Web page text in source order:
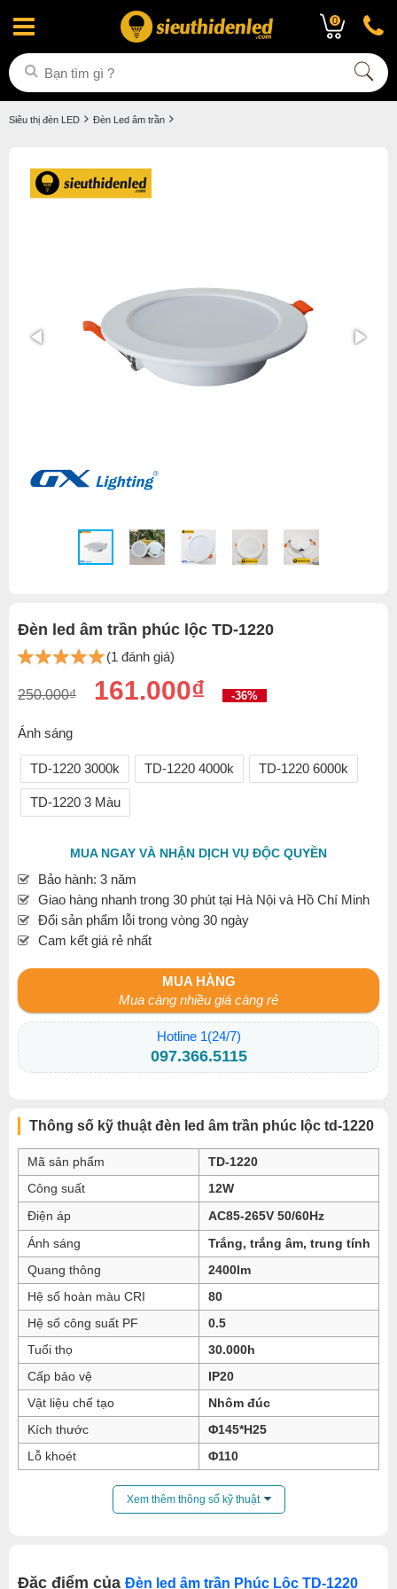
0
Siêu thị đèn LED Đèn Led âm trần
Đèn led âm trần phúc lộc TD-1220
(1 đánh giá)
250.000₫ 161.000₫ -36%
Ánh sáng
TD-1220 3000k TD-1220 4000k TD-1220 6000k
TD-1220 3 Màu
MUA NGAY VÀ NHẬN DỊCH VỤ ĐỘC QUYỀN
Bảo hành: 3 năm
Giao hàng nhanh trong 30 phút tại Hà Nội và Hồ Chí Minh
Đổi sản phẩm lỗi trong vòng 30 ngày
Cam kết giá rẻ nhất
MUA HÀNG
Mua càng nhiều giá càng rẻ
Hotline 1(24/7)
097.366.5115
Thông số kỹ thuật đèn led âm trần phúc lộc td-1220
Mã sản phẩm
TD-1220
Công suất
12W
Điện áp
AC85-265V 50/60Hz
Ánh sáng
Trắng, trắng âm, trung tính
Quang thông
2400lm
Hệ số hoàn màu CRI
80
Hệ số công suất PF
0.5
Tuổi thọ
30.000h
Cấp bảo vệ
IP20
Vật liệu chế tạo
Nhôm đúc
Kích thước
Φ145*H25
Lỗ khoét
Φ110
Xem thêm thông số kỹ thuật
Đặc điểm của Đèn led âm trần Phúc Lộc TD-1220